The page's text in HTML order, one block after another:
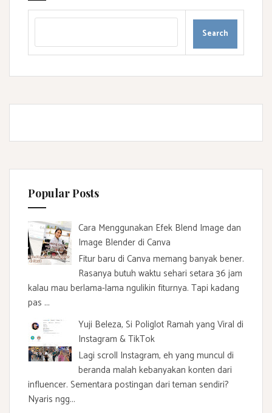
Popular Posts
Cara Menggunakan Efek Blend Image dan
Image Blender di Canva
Fitur baru di Canva memang banyak bener.
Rasanya butuh waktu sehari setara 36 jam
kalau mau berlama-lama ngulikin fiturnya. Tapi kadang
pas ...
Yuji Beleza, Si Poliglot Ramah yang Viral di
Instagram & TikTok
Lagi scroll Instagram, eh yang muncul di
beranda malah kebanyakan konten dari
influencer. Sementara postingan dari teman sendiri?
Nyaris ngg...